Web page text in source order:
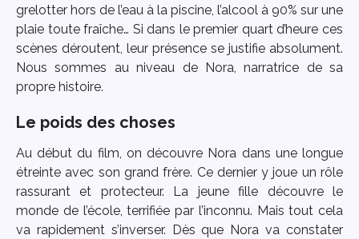
grelotter hors de l’eau à la piscine, l’alcool à 90% sur une
plaie toute fraîche… Si dans le premier quart d’heure ces
scènes déroutent, leur présence se justifie absolument.
Nous sommes au niveau de Nora, narratrice de sa
propre histoire.
Le poids des choses
Au début du film, on découvre Nora dans une longue
étreinte avec son grand frère. Ce dernier y joue un rôle
rassurant et protecteur. La jeune fille découvre le
monde de l’école, terrifiée par l’inconnu. Mais tout cela
va rapidement s’inverser. Dès que Nora va constater